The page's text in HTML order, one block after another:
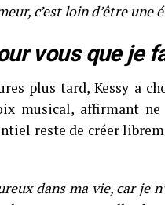
c’est loin d’être une
vous que je
plus tard, Kessy a
musical, affirmant
reste de créer
dans ma vie, car je